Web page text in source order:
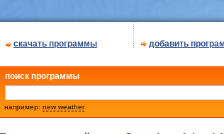
скачать программы добавить
поиск программы
например: new weather